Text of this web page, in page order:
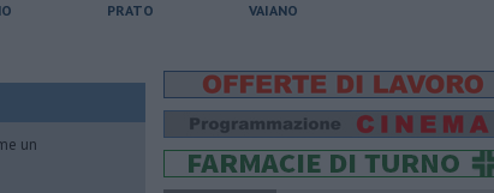
PRATO
VAIANO
un